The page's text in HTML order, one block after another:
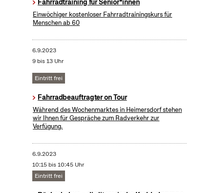
Fahrradtraining für Senior*innen
Einwöchiger kostenloser Fahrradtrainingskurs für
Menschen ab 60
6.9.2023
9 bis 13 Uhr
Eintritt frei
Fahrradbeauftragter on Tour
Während des Wochenmarktes in Heimersdorf stehen
wir Ihnen für Gespräche zum Radverkehr zur
Verfügung.
6.9.2023
10:15 bis 10:45 Uhr
Eintritt frei